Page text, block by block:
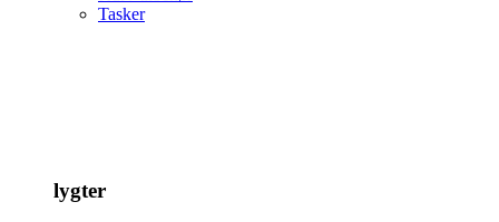
Tasker
lygter